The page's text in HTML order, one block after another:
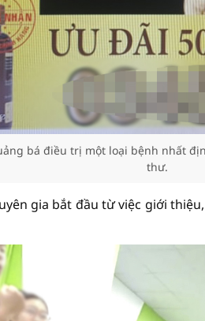
bá điều trị một loại bệnh nhất
thư.
gia bắt đầu từ việc giới